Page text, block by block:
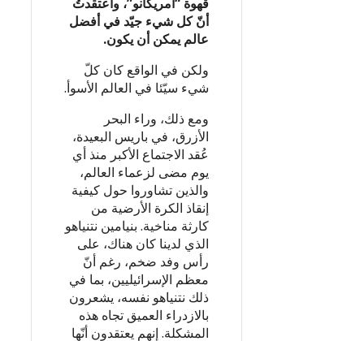
قهوة “أمريكانو”، واعتقدتُ
أنّ كل شيء جيّد في أفضل
عالم يمكن أن يكون.
ولكن في الواقع كان كلّ
شيء سيّئا في العالم الأسوأ.
ومع ذلك، وراء البحر
الأزرق، في باريس البعيدة،
عُقد الاجتماع الأكبر منذ أي
يوم مضى لزعماء العالم،
والذين تشاوروا حول كيفية
إنقاذ الكرة الأرضية من
كارثة مناخية. بنيامين نتنياهو
الذي لدينا كان هناك، على
رأس وفد ضخم، رغم أنّ
معظم الإسرائيليين، بما في
ذلك نتنياهو نفسه، يشعرون
بالازدراء العميق تجاه هذه
المشكلة. إنهم يعتقدون أنّها